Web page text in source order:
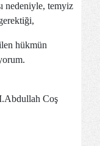
nedeniyle, temyiz
hükmün
Coş